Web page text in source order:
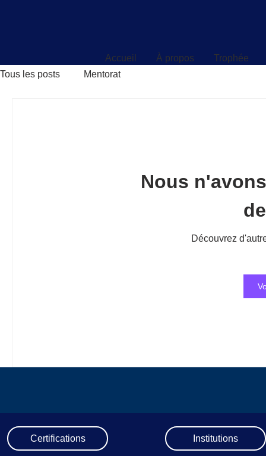
Accueil À propos
Trophée
Tous les posts
Mentorat
Nous
Découvrez
Certifications Institutions